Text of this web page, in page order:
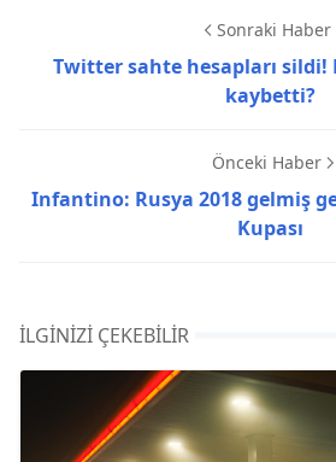
Sonraki Haber
Twitter sahte hesapları
kaybetti?
Önceki Haber
Infantino: Rusya 2018 gelmiş
Kupası
İLGINIZI ÇEKEBILIR